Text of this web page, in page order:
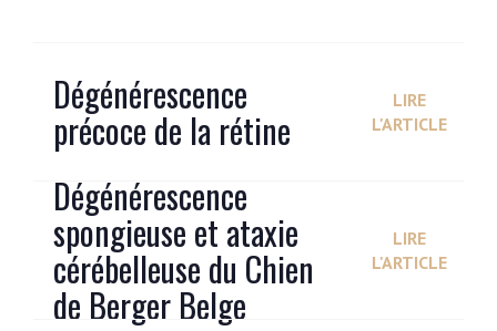
Dégénérescence
précoce de la rétine
LIRE
L'ARTICLE
Dégénérescence
spongieuse et ataxie
cérébelleuse du Chien
de Berger Belge
LIRE
L'ARTICLE